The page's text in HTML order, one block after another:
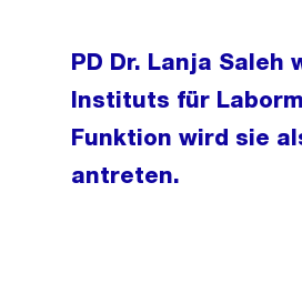
PD Dr. Lanja Saleh
Instituts für
Funktion wird sie
antreten.